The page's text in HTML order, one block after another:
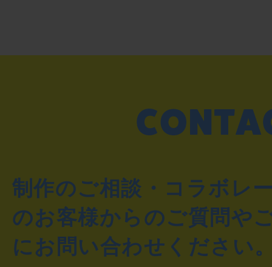
制作のご相談・コラボレ
のお客様からのご質問や
にお問い合わせください